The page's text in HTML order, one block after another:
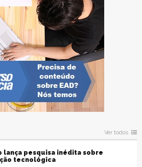
Ver todos
lança pesquisa inédita sobre
tecnológica